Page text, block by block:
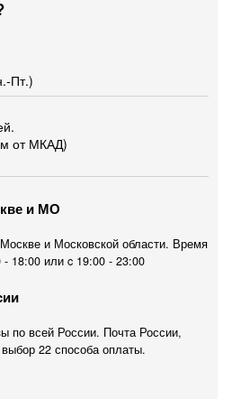
Пт.)
от МКАД)
и МО
и Московской области. Время
18:00 или c 19:00 - 23:00
по всей России. Почта России,
22 способа оплаты.